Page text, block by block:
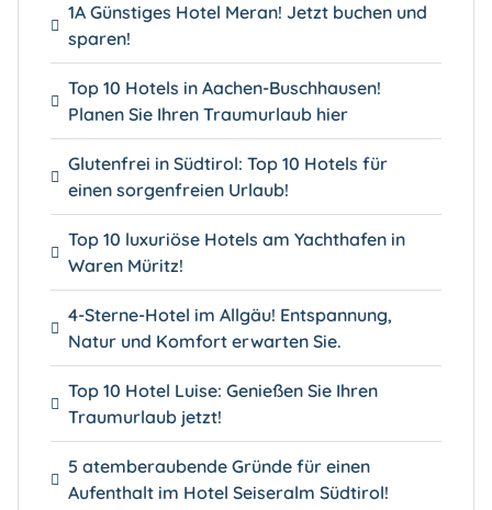
1A Günstiges Hotel Meran! Jetzt buchen und
sparen!
Top 10 Hotels in Aachen-Buschhausen!
Planen Sie Ihren Traumurlaub hier
Glutenfrei in Südtirol: Top 10 Hotels für
einen sorgenfreien Urlaub!
Top 10 luxuriöse Hotels am Yachthafen in
Waren Müritz!
4-Sterne-Hotel im Allgäu! Entspannung,
Natur und Komfort erwarten Sie.
Top 10 Hotel Luise: Genießen Sie Ihren
Traumurlaub jetzt!
5 atemberaubende Gründe für einen
Aufenthalt im Hotel Seiseralm Südtirol!